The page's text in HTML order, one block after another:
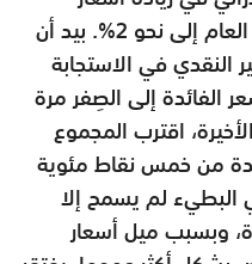
الفائدة ثلاث مرات بحلول نهاية العام إلى نحو 2%. بيد أن
النقدي في الاستجابة
الفائدة إلى الصِفر مرة
اقترب المجموع
من خمس نقاط مئوية
البطيء لم يسمح إلا
وبسبب ميل أسعار